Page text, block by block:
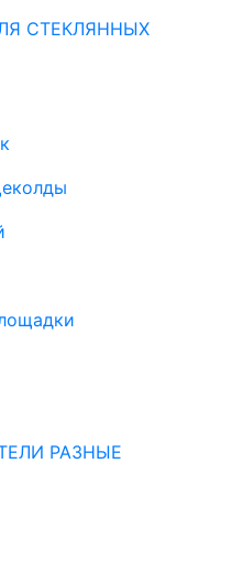
СТЕКЛЯННЫХ
РАЗНЫЕ